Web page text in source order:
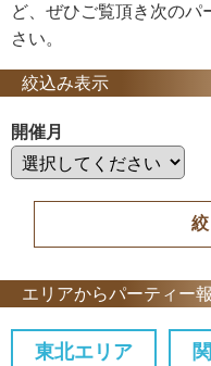
ど、ぜひご覧頂き次のパ
さい。
絞込み表示
開催月
エリアからパーティー
東北エリア